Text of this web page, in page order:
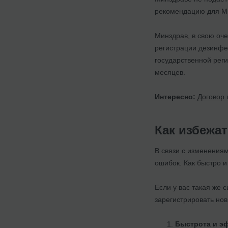
рекомендацию для
Минздрав, в свою
регистрации
государственной
месяцев.
Интересно: Договор
Как
В связи с
ошибок. Как быстро
Если у вас такая же
зарегистрировать
Быстрота и